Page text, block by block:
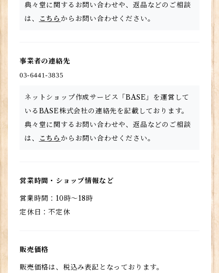
典々堂に関するお問い合わせや、返品などのご相談
は、
こちら からお問い合わせください。
事業者の連絡先
ネットショップ作成サービス「BASE」を運営して
いるBASE株式会社の連絡先を記載しております。
典々堂に関するお問い合わせや、返品などのご相談
は、
こちら からお問い合わせください。
営業時間・ショップ情報など
営業時間：10時～18時
定休日：不定休
販売価格
販売価格は、税込み表記となっております。